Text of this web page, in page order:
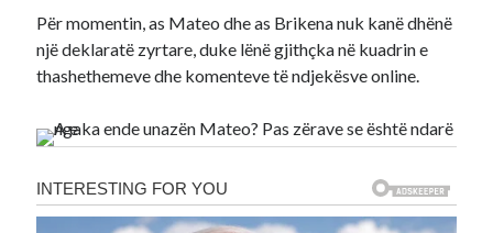
Për momentin, as Mateo dhe as Brikena nuk kanë dhënë
një deklaratë zyrtare, duke lënë gjithçka në kuadrin e
thashethemeve dhe komenteve të ndjekësve online.